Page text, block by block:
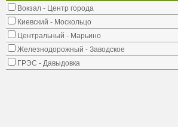
Вокзал - Центр города
Киевский - Москольцо
Центральный - Марьино
Железнодорожный - Заводское
ГРЭС - Давыдовка